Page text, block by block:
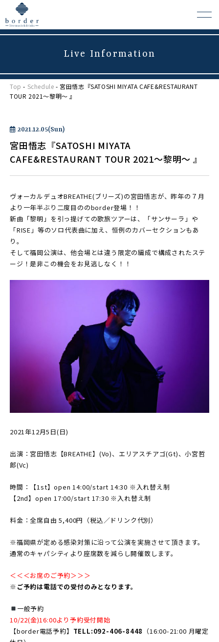
よくある質問
Live Information
Top - Schedule - 宮田悟志『SATOSHI MIYATA CAFE&RESTAURANT
TOUR 2021〜黎明〜 』
2021.12.05(Sun)
宮田悟志『SATOSHI MIYATA
CAFE&RESTAURANT TOUR 2021〜黎明〜 』
ヴォーカルデュオBREATHE(ブリーズ)の宮田悟志が、昨年の７月
より一年半ぶり二度目ののborder登場！！
新曲「黎明」を引っ提げての歌旅ツアーは、「サンサーラ」や
「RISE」等のソロ代表曲に加え、恒例のカバーセクションもあ
り。
そして福岡公演は、他会場とは違う限定の編成で構成されたステ
ージ！是非この機会をお見逃しなく！！
2021年12月5日(日)
出演：宮田悟志【BREATHE】(Vo)、エリアスチアゴ(Gt)、小宮哲
郎(Vc)
時間：【1st】open 14:00/start 14:30 ※入れ替え制
【2nd】open 17:00/start 17:30 ※入れ替え制
料金：全席自由 5,400円（税込／ドリンク代別）
※福岡県が定める感染対策に沿って公演を実施させて頂きます。
通常のキャパシティより座席数を減らし開催致します。
＜＜＜お席のご予約＞＞＞
※ご予約は電話での受付のみとなります。
一般予約
10/22(金)16:00より予約受付開始
【border電話予約】 TELL:092-406-8448 （16:00-21:00 月曜定